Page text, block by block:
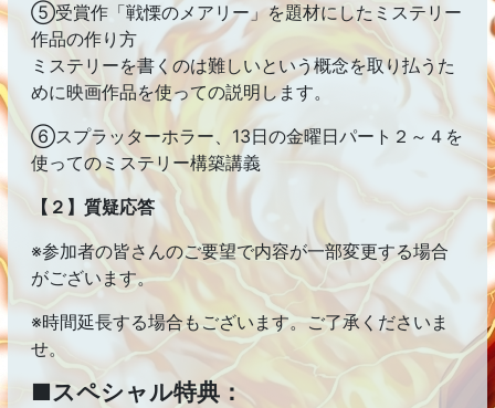
⑤受賞作「戦慄のメアリー」を題材にしたミステリー
作品の作り方
ミステリーを書くのは難しいという概念を取り払うた
めに映画作品を使っての説明します。
⑥スプラッターホラー、13日の金曜日パート２～４を
使ってのミステリー構築講義
【２】質疑応答
※参加者の皆さんのご要望で内容が一部変更する場合
がございます。
※時間延長する場合もございます。ご了承くださいま
せ。
■スペシャル特典：